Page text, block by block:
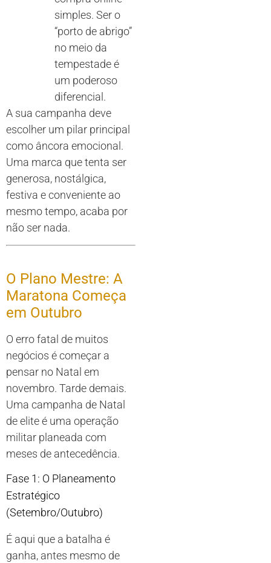
simples. Ser o
“porto de abrigo”
no meio da
tempestade é
um poderoso
diferencial.
A sua campanha deve
escolher um pilar principal
como âncora emocional.
Uma marca que tenta ser
generosa, nostálgica,
festiva e conveniente ao
mesmo tempo, acaba por
não ser nada.
O Plano Mestre: A
Maratona Começa
em Outubro
O erro fatal de muitos
negócios é começar a
pensar no Natal em
novembro. Tarde demais.
Uma campanha de Natal
de elite é uma operação
militar planeada com
meses de antecedência.
Fase 1: O Planeamento
Estratégico
(Setembro/Outubro)
É aqui que a batalha é
ganha, antes mesmo de